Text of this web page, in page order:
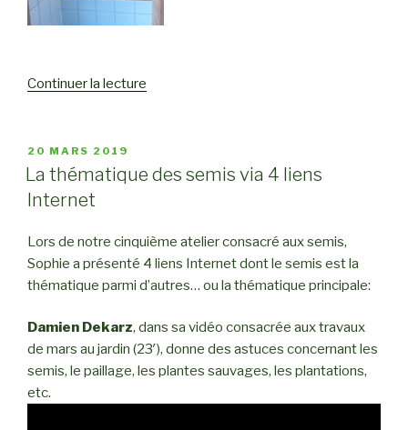
Continuer la lecture
atelier »
PUBLIÉ
LE
20 MARS 2019
La thématique des semis via 4 liens
Internet
Lors de notre cinquième atelier consacré aux semis,
Sophie a présenté 4 liens Internet dont le semis est la
thématique parmi d’autres… ou la thématique principale:
Damien Dekarz, dans sa vidéo consacrée aux travaux
de mars au jardin (23′), donne des astuces concernant les
semis, le paillage, les plantes sauvages, les plantations,
etc.